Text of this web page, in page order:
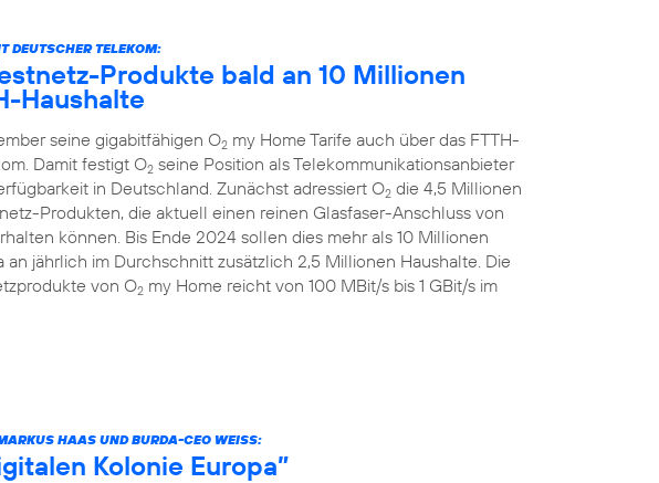
DEUTSCHER TELEKOM:
Produkte bald an 10 Millionen
Haushalte
seine gigabitfähigen O2 my Home Tarife auch über das FTTH-
Damit festigt O2 seine Position als Telekommunikationsanbieter
in Deutschland. Zunächst adressiert O2 die 4,5 Millionen
Produkten, die aktuell einen reinen Glasfaser-Anschluss von
können. Bis Ende 2024 sollen dies mehr als 10 Millionen
an jährlich im Durchschnitt zusätzlich 2,5 Millionen Haushalte. Die
von O2 my Home reicht von 100 MBit/s bis 1 GBit/s im
HAAS UND BURDA-CEO WEISS:
Kolonie Europa”